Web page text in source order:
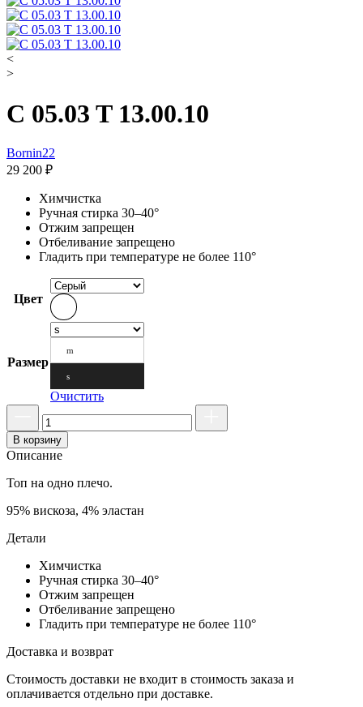
<
>
C 05.03 T 13.00.10
Bornin22
29 200 ₽
Химчистка
Ручная стирка 30–40°
Отжим запрещен
Отбеливание запрещено
Гладить при температуре не более 110°
Цвет
Размер
m
s
Очистить
В корзину
Описание
Топ на одно плечо.
95% вискоза, 4% эластан
Детали
Химчистка
Ручная стирка 30–40°
Отжим запрещен
Отбеливание запрещено
Гладить при температуре не более 110°
Доставка и возврат
Стоимость доставки не входит в стоимость заказа и
оплачивается отдельно при доставке.